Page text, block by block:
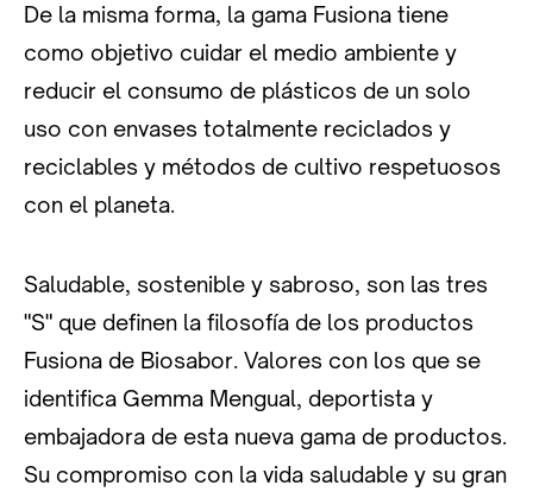
De la misma forma, la gama Fusiona tiene
como objetivo cuidar el medio ambiente y
reducir el consumo de plásticos de un solo
uso con envases totalmente reciclados y
reciclables y métodos de cultivo respetuosos
con el planeta.
Saludable, sostenible y sabroso, son las tres
"S" que definen la filosofía de los productos
Fusiona de Biosabor. Valores con los que se
identifica Gemma Mengual, deportista y
embajadora de esta nueva gama de productos.
Su compromiso con la vida saludable y su gran